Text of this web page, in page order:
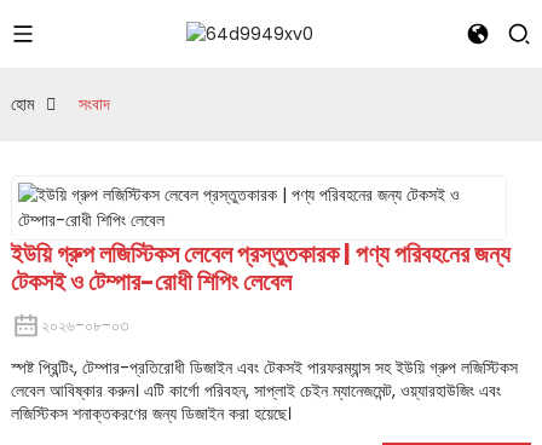
হোম সংবাদ
ইউয়ি গ্রুপ লজিস্টিকস লেবেল প্রস্তুতকারক | পণ্য পরিবহনের জন্য
টেকসই ও টেম্পার-রোধী শিপিং লেবেল
২০২৬-০৮-০৩
স্পষ্ট প্রিন্টিং, টেম্পার-প্রতিরোধী ডিজাইন এবং টেকসই পারফরম্যান্স সহ ইউয়ি গ্রুপ লজিস্টিকস
লেবেল আবিষ্কার করুন। এটি কার্গো পরিবহন, সাপ্লাই চেইন ম্যানেজমেন্ট, ওয়্যারহাউজিং এবং
লজিস্টিকস শনাক্তকরণের জন্য ডিজাইন করা হয়েছে।